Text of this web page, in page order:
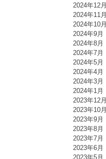
2024年12月
2024年11月
2024年10月
2024年9月
2024年8月
2024年7月
2024年5月
2024年4月
2024年3月
2024年1月
2023年12月
2023年10月
2023年9月
2023年8月
2023年7月
2023年6月
2023年5月